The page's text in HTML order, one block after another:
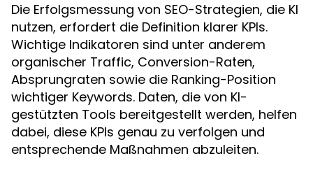
Die Erfolgsmessung von SEO-Strategien, die KI
nutzen, erfordert die Definition klarer KPIs.
Wichtige Indikatoren sind unter anderem
organischer Traffic, Conversion-Raten,
Absprungraten sowie die Ranking-Position
wichtiger Keywords. Daten, die von KI-
gestützten Tools bereitgestellt werden, helfen
dabei, diese KPIs genau zu verfolgen und
entsprechende Maßnahmen abzuleiten.